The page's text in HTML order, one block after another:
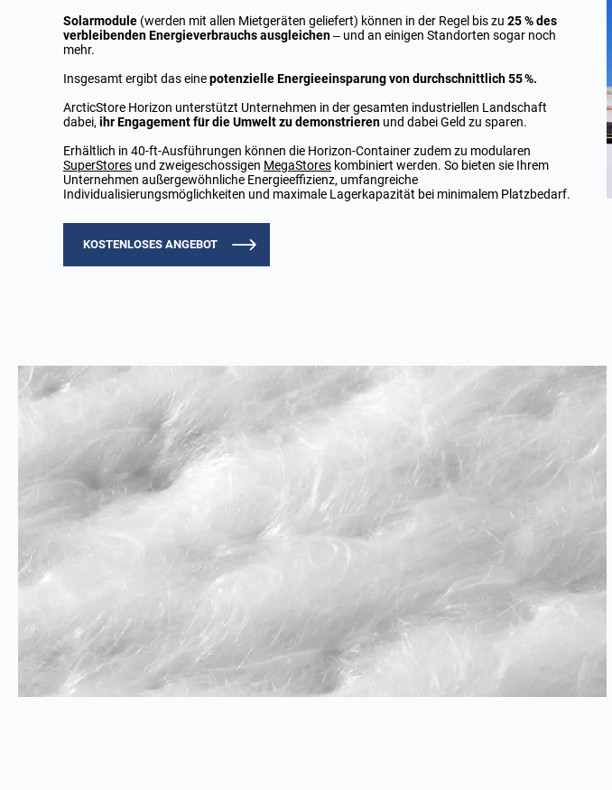
Solarmodule (werden mit allen Mietgeräten geliefert) können in der Regel bis zu 25 % des
verbleibenden Energieverbrauchsausgleichen– und an einigen Standorten sogar noch
mehr.
Insgesamt ergibt das einepotenzielle Energieeinsparung von durchschnittlich 55 %.
ArcticStore Horizon unterstützt Unternehmen in der gesamten industriellen Landschaft
dabei, ihr Engagement für die Umwelt zu demonstrieren und dabei Geld zu sparen.
Erhältlich in 40-ft-Ausführungen können die Horizon-Container zudem zu modularen
SuperStores und zweigeschossigen MegaStores kombiniert werden. So bieten sie Ihrem
Unternehmen außergewöhnliche Energieeffizienz, umfangreiche
Individualisierungsmöglichkeiten und maximale Lagerkapazität bei minimalem Platzbedarf.
KOSTENLOSES ANGEBOT